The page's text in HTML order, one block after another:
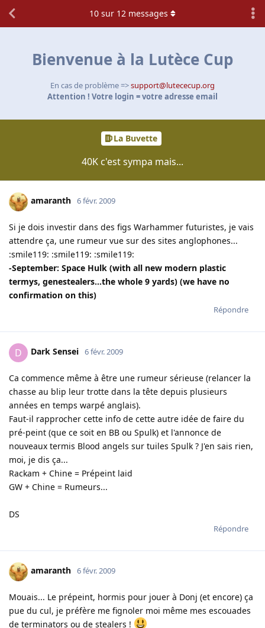
Bienvenue à la Lutèce Cup
En cas de problème =>support@lutececup.org
Attention ! Votre login = votre adresse email
La Buvette
40K c'est sympa mais...
10 sur 12 messages
amaranth 6 févr. 2009
Si je dois investir dans des figs Warhammer futuristes, je vais
attendre ça, une rumeur vue sur des sites anglophones...
:smile119: :smile119: :smile119:
-September: Space Hulk (with all new modern plastic
termys, genestealers...the whole 9 yards) (we have no
confirmation on this)
Répondre
D Dark Sensei 6 févr. 2009
Ca commence même à être une rumeur sérieuse (relancer la
chasse au blip leur trotte dans la tête depuis plusieurs
années en temps warpé anglais).
Faut-il rapprocher cette info de cette autre idée de faire du
pré-peint (que ce soit en BB ou Spulk) et l'annonce de
nouveaux termis Blood angels sur tuiles Spulk ? J'en sais rien,
moi, je dis ça...
Rackam + Chine = Prépeint laid
GW + Chine = Rumeurs...
DS
Répondre
amaranth 6 févr. 2009
Mouais... Le prépeint, hormis pour jouer à Donj (et encore) ça
pue du cul, je préfère me fignoler moi même mes escouades
de terminators ou de stealers !